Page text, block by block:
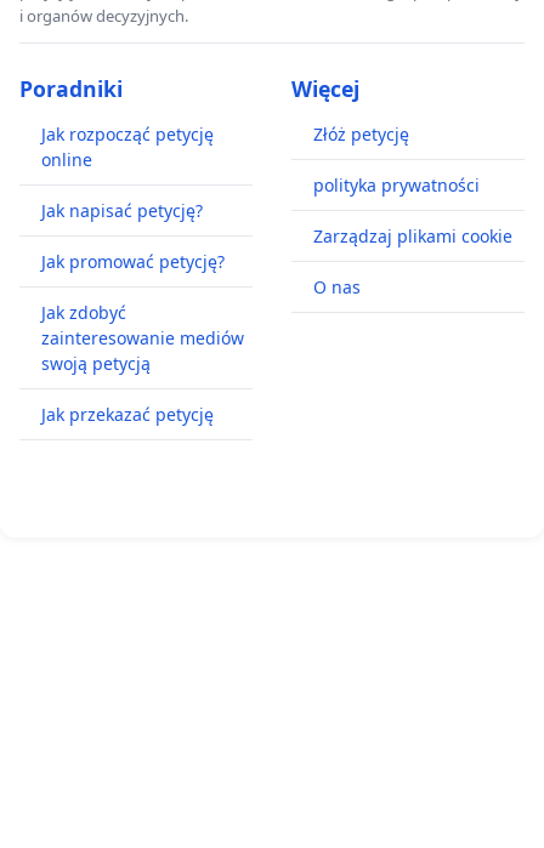
i organów decyzyjnych.
Poradniki
Jak rozpocząć petycję
online
Jak napisać petycję?
Jak promować petycję?
Jak zdobyć
zainteresowanie mediów
swoją petycją
Jak przekazać petycję
Więcej
Złóż petycję
polityka prywatności
Zarządzaj plikami cookie
O nas